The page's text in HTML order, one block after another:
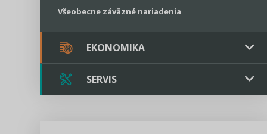
Všeobecne záväzné nariadenia
EKONOMIKA
Verejné obstarávanie
SERVIS